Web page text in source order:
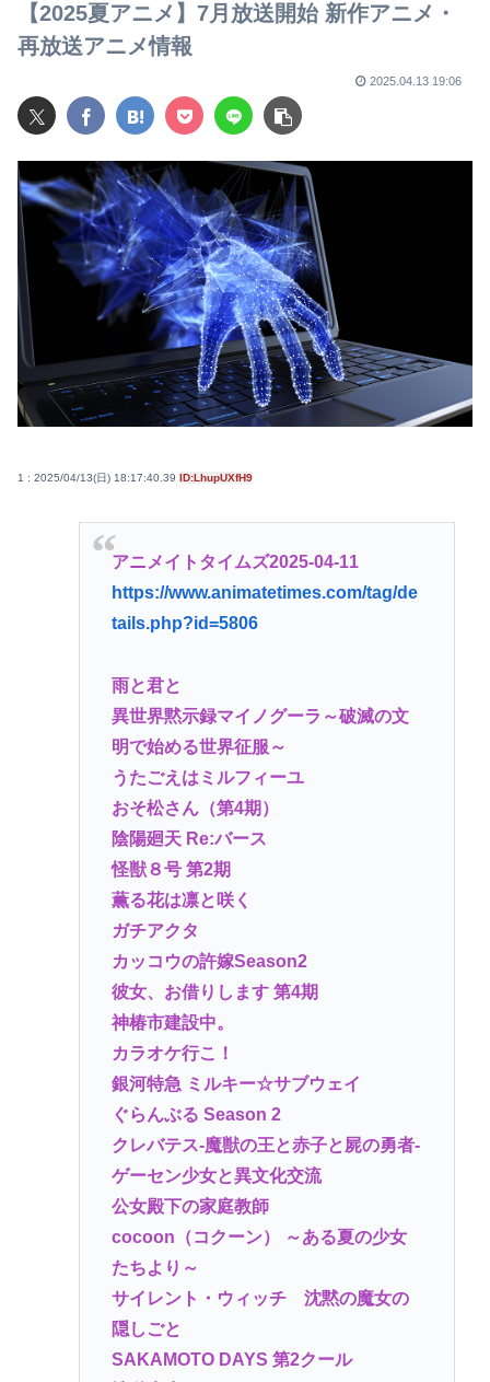
【2025夏アニメ】7月放送開始 新作アニメ・
再放送アニメ情報
2025.04.13 19:06
1 : 2025/04/13(日) 18:17:40.39 ID:LhupUXfH9
アニメイトタイムズ2025-04-11
https://www.animatetimes.com/tag/de
tails.php?id=5806
雨と君と
異世界黙示録マイノグーラ～破滅の文
明で始める世界征服～
うたごえはミルフィーユ
おそ松さん（第4期）
陰陽廻天 Re:バース
怪獣８号 第2期
薫る花は凛と咲く
ガチアクタ
カッコウの許嫁Season2
彼女、お借りします 第4期
神椿市建設中。
カラオケ行こ！
銀河特急 ミルキー☆サブウェイ
ぐらんぶる Season 2
クレバテス-魔獣の王と赤子と屍の勇者-
ゲーセン少女と異文化交流
公女殿下の家庭教師
cocoon（コクーン） ～ある夏の少女
たちより～
サイレント・ウィッチ 沈黙の魔女の
隠しごと
SAKAMOTO DAYS 第2クール